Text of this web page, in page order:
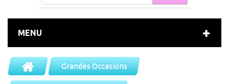
MENU
Grandes Occasions